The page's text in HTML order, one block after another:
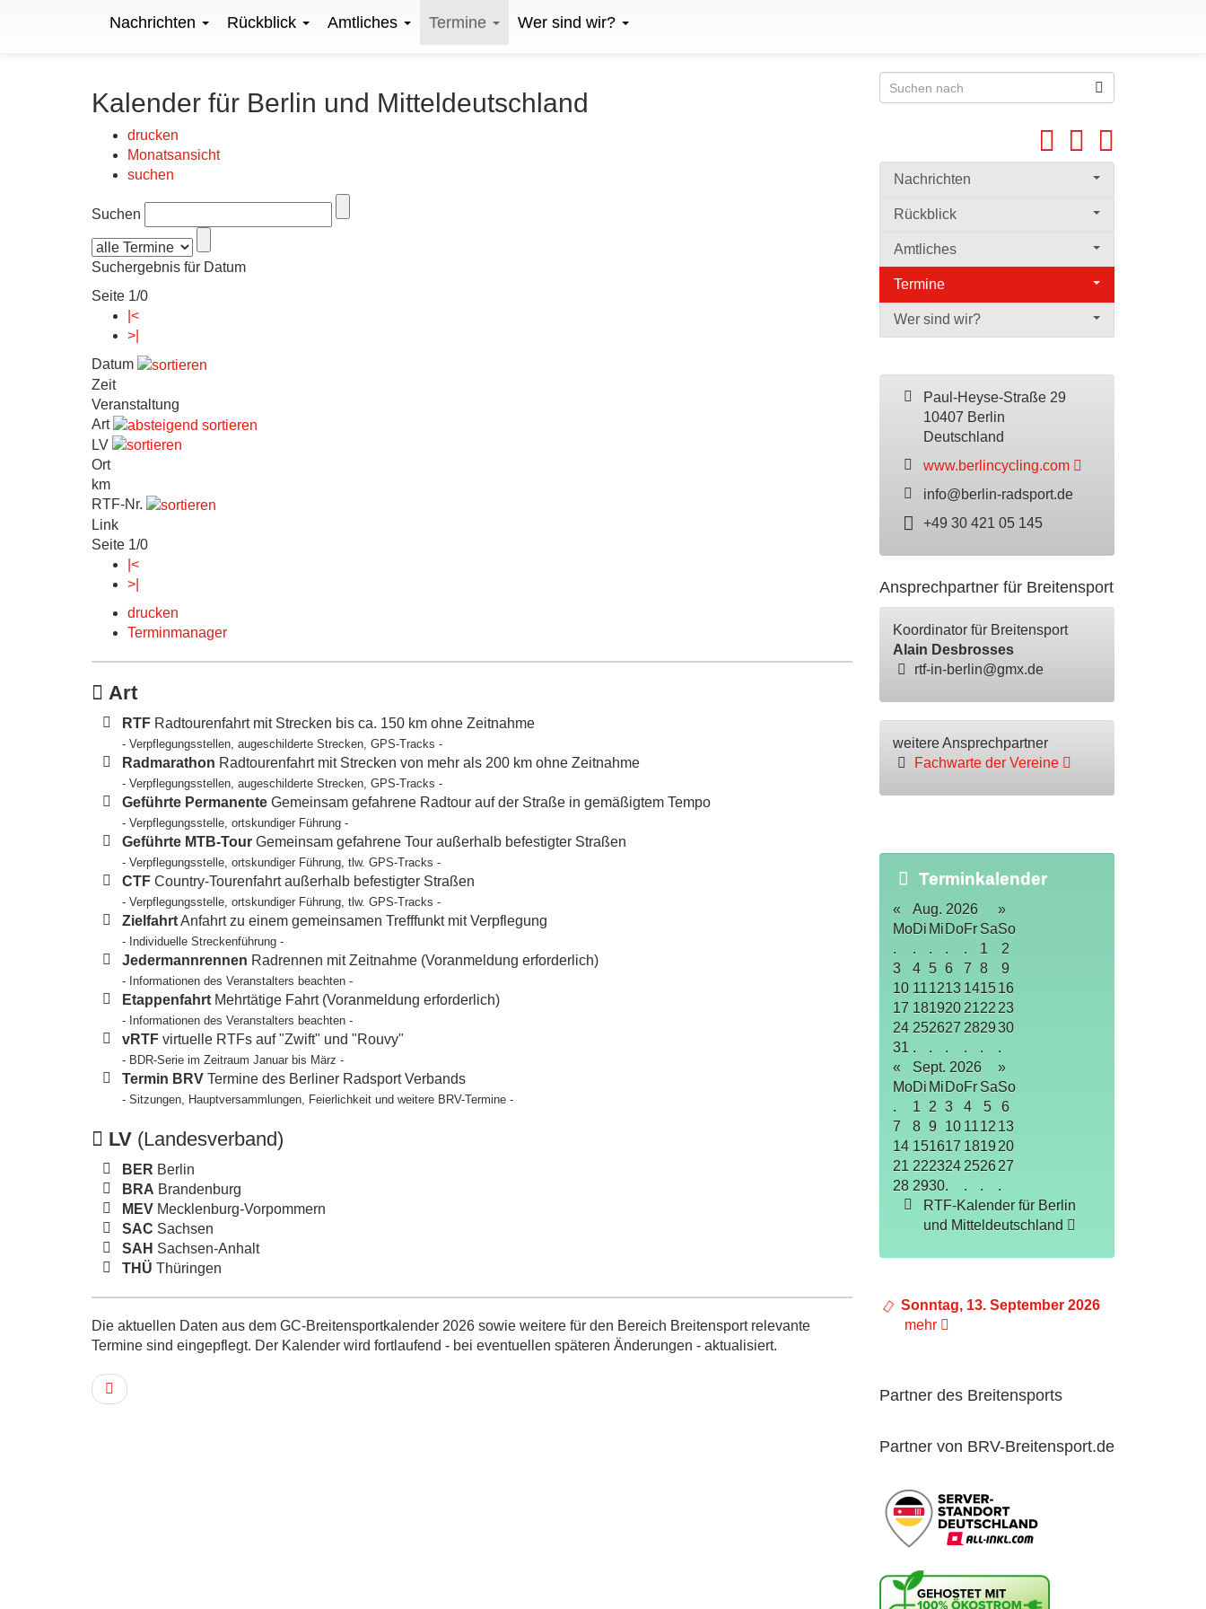
Nachrichten Rückblick Amtliches Termine Wer sind wir?
Kalender für Berlin und Mitteldeutschland
drucken
Monatsansicht
suchen
Suchen
Suchergebnis für Datum
Seite 1/0
|<
>|
Datum
Zeit
Veranstaltung
Art
LV
Ort
km
RTF-Nr.
Link
Seite 1/0
|<
>|
drucken
Terminmanager
Art
RTF Radtourenfahrt mit Strecken bis ca. 150 km ohne Zeitnahme
- Verpflegungsstellen, augeschilderte Strecken, GPS-Tracks -
Radmarathon Radtourenfahrt mit Strecken von mehr als 200 km ohne Zeitnahme
- Verpflegungsstellen, augeschilderte Strecken, GPS-Tracks -
Geführte Permanente Gemeinsam gefahrene Radtour auf der Straße in gemäßigtem Tempo
- Verpflegungsstelle, ortskundiger Führung -
Geführte MTB-Tour Gemeinsam gefahrene Tour außerhalb befestigter Straßen
- Verpflegungsstelle, ortskundiger Führung, tlw. GPS-Tracks -
CTF Country-Tourenfahrt außerhalb befestigter Straßen
- Verpflegungsstelle, ortskundiger Führung, tlw. GPS-Tracks -
ZielfahrtAnfahrt zu einem gemeinsamen Trefffunkt mit Verpflegung
- Individuelle Streckenführung -
Jedermannrennen Radrennen mit Zeitnahme (Voranmeldung erforderlich)
- Informationen des Veranstalters beachten -
Etappenfahrt Mehrtätige Fahrt (Voranmeldung erforderlich)
- Informationen des Veranstalters beachten -
vRTF virtuelle RTFs auf "Zwift" und "Rouvy"
- BDR-Serie im Zeitraum Januar bis März -
Termin BRV Termine des Berliner Radsport Verbands
- Sitzungen, Hauptversammlungen, Feierlichkeit und weitere BRV-Termine -
LV (Landesverband)
BER Berlin
BRA Brandenburg
MEV Mecklenburg-Vorpommern
SAC Sachsen
SAH Sachsen-Anhalt
THÜ Thüringen
Die aktuellen Daten aus dem GC-Breitensportkalender 2026 sowie weitere für den Bereich Breitensport relevante
Termine sind eingepflegt. Der Kalender wird fortlaufend - bei eventuellen späteren Änderungen - aktualisiert.
Nachrichten
Rückblick
Amtliches
Termine
Wer sind wir?
Paul-Heyse-Straße 29
10407 Berlin
Deutschland
www.berlincycling.com
info@berlin-radsport.de
+49 30 421 05 145
Ansprechpartner für Breitensport
Koordinator für Breitensport
Alain Desbrosses
rtf-in-berlin@gmx.de
weitere Ansprechpartner
Fachwarte der Vereine
Terminkalender
« Aug. 2026
»
MoDi Mi DoFr SaSo
.
. . . . 1
2
3
4 5 6 7 8
9
10 111213 1415 16
17 181920 2122 23
24 252627 282930
31 . . . . .
.
«
Sept. 2026
»
MoDi Mi DoFr SaSo
.
1 2 3 4 5
6
7
8 9 10 1112 13
14 151617 1819 20
21 222324 2526 27
28 2930. . .
.
RTF-Kalender für Berlin
und Mitteldeutschland
Sonntag, 13. September 2026
mehr
Partner des Breitensports
Partner von BRV-Breitensport.de